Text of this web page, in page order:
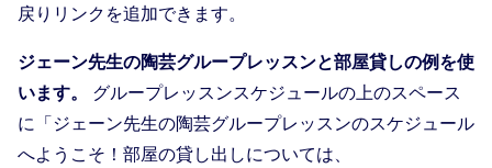
戻りリンクを追加できます。
ジェーン先生の陶芸グループレッスンと部屋貸しの例を使
います。
グループレッスンスケジュールの上のスペース
に「ジェーン先生の陶芸グループレッスンのスケジュール
へようこそ！部屋の貸し出しについては、